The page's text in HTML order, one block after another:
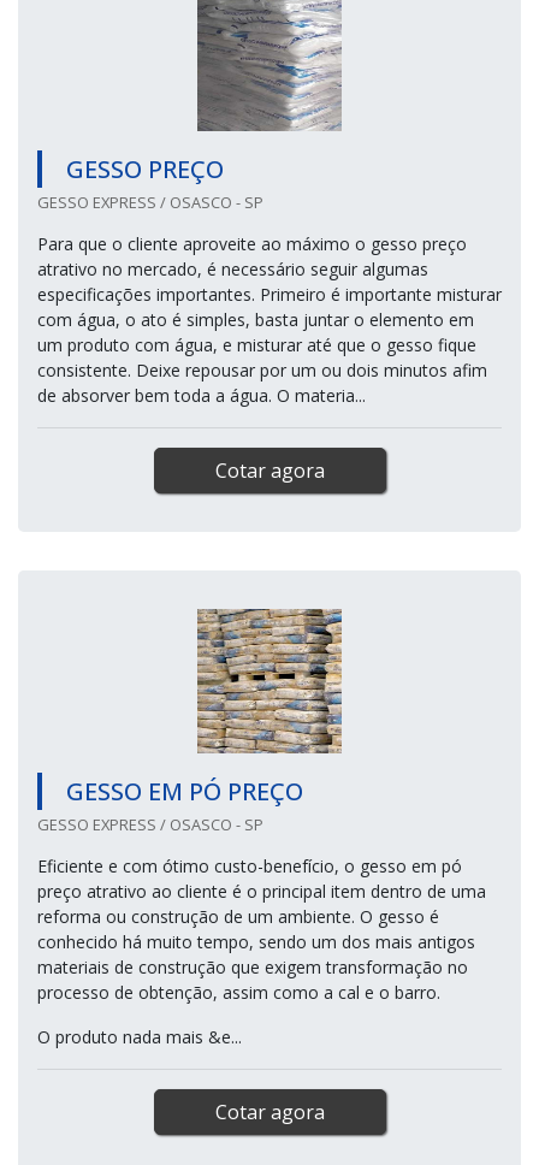
GESSO PREÇO
GESSO EXPRESS / OSASCO - SP
Para que o cliente aproveite ao máximo o gesso preço
atrativo no mercado, é necessário seguir algumas
especificações importantes. Primeiro é importante misturar
com água, o ato é simples, basta juntar o elemento em
um produto com água, e misturar até que o gesso fique
consistente. Deixe repousar por um ou dois minutos afim
de absorver bem toda a água. O materia...
Cotar agora
GESSO EM PÓ PREÇO
GESSO EXPRESS / OSASCO - SP
Eficiente e com ótimo custo-benefício, o gesso em pó
preço atrativo ao cliente é o principal item dentro de uma
reforma ou construção de um ambiente. O gesso é
conhecido há muito tempo, sendo um dos mais antigos
materiais de construção que exigem transformação no
processo de obtenção, assim como a cal e o barro.
O produto nada mais &e...
Cotar agora